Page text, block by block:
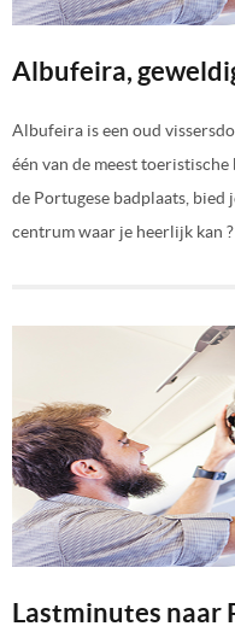
Albufeira,
Albufeira is een oud
één van de meest
de Portugese badplaats, bied
centrum waar je heerlijk kan ?
Lastminutes naar